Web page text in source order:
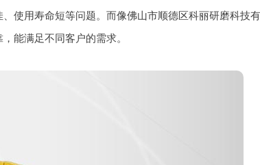
使用寿命短等问题。而像佛山市顺德区科丽研磨科技
能满足不同客户的需求。